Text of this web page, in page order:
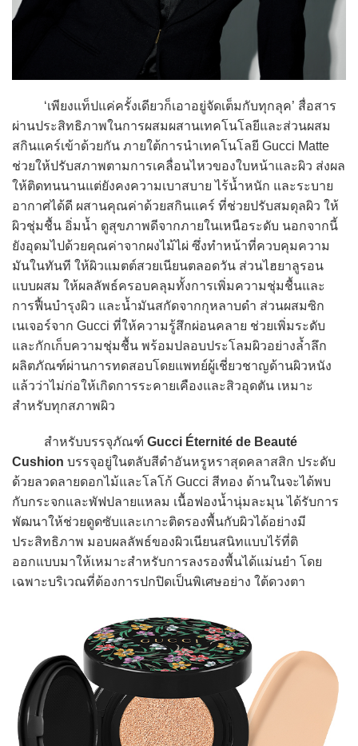
‘เพียงแท็ปแค่ครั้งเดียวก็เอาอยู่จัดเต็มกับทุกลุค’ สื่อสาร
ผ่านประสิทธิภาพในการผสมผสานเทคโนโลยีและส่วนผสม
สกินแคร์เข้าด้วยกัน ภายใต้การนำเทคโนโลยี Gucci Matte
ช่วยให้ปรับสภาพตามการเคลื่อนไหวของใบหน้าและผิว ส่งผล
ให้ติดทนนานแต่ยังคงความเบาสบาย ไร้น้ำหนัก และระบาย
อากาศได้ดี ผสานคุณค่าด้วยสกินแคร์ ที่ช่วยปรับสมดุลผิว ให้
ผิวชุ่มชื้น อิ่มน้ำ ดูสุขภาพดีจากภายในเหนือระดับ นอกจากนี้
ยังอุดมไปด้วยคุณค่าจากผงไม้ไผ่ ซึ่งทำหน้าที่ควบคุมความ
มันในทันที ให้ผิวแมตต์สวยเนียนตลอดวัน ส่วนไฮยาลูรอน
แบบผสม ให้ผลลัพธ์ครอบคลุมทั้งการเพิ่มความชุ่มชื้นและ
การฟื้นบำรุงผิว และน้ำมันสกัดจากกุหลาบดำ ส่วนผสมซิก
เนเจอร์จาก Gucci ที่ให้ความรู้สึกผ่อนคลาย ช่วยเพิ่มระดับ
และกักเก็บความชุ่มชื้น พร้อมปลอบประโลมผิวอย่างล้ำลึก
ผลิตภัณฑ์ผ่านการทดสอบโดยแพทย์ผู้เชี่ยวชาญด้านผิวหนัง
แล้วว่าไม่ก่อให้เกิดการระคายเคืองและสิวอุดตัน เหมาะ
สำหรับทุกสภาพผิว
สำหรับบรรจุภัณฑ์ Gucci Éternité de Beauté
Cushion บรรจุอยู่ในตลับสีดำอันหรูหราสุดคลาสสิก ประดับ
ด้วยลวดลายดอกไม้และโลโก้ Gucci สีทอง ด้านในจะได้พบ
กับกระจกและพัฟปลายแหลม เนื้อฟองน้ำนุ่มละมุน ได้รับการ
พัฒนาให้ช่วยดูดซับและเกาะติดรองพื้นกับผิวได้อย่างมี
ประสิทธิภาพ มอบผลลัพธ์ของผิวเนียนสนิทแบบไร้ที่ติ
ออกแบบมาให้เหมาะสำหรับการลงรองพื้นได้แม่นยำ โดย
เฉพาะบริเวณที่ต้องการปกปิดเป็นพิเศษอย่าง ใต้ดวงตา